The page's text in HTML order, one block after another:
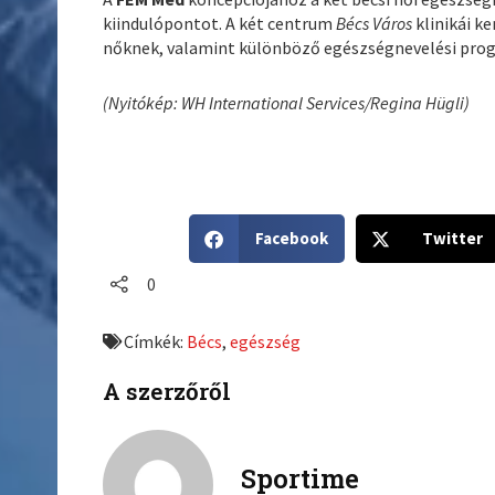
kiindulópontot. A két centrumBécs Város klinikái
nőknek, valamint különböző egészségnevelési
(Nyitókép: WH International Services/Regina Hügli)
h
o
f
Facebook
h
Twitter
0
Címkék: Bécs,egészség
A szerzőről
Sportime